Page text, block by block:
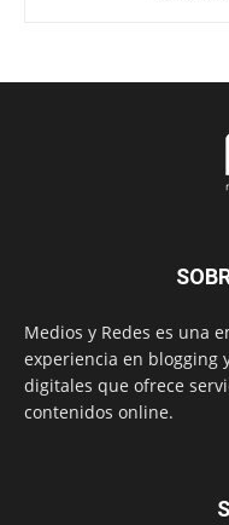
Medios y Redes es una
experiencia en blogging
digitales que ofrece
contenidos online.